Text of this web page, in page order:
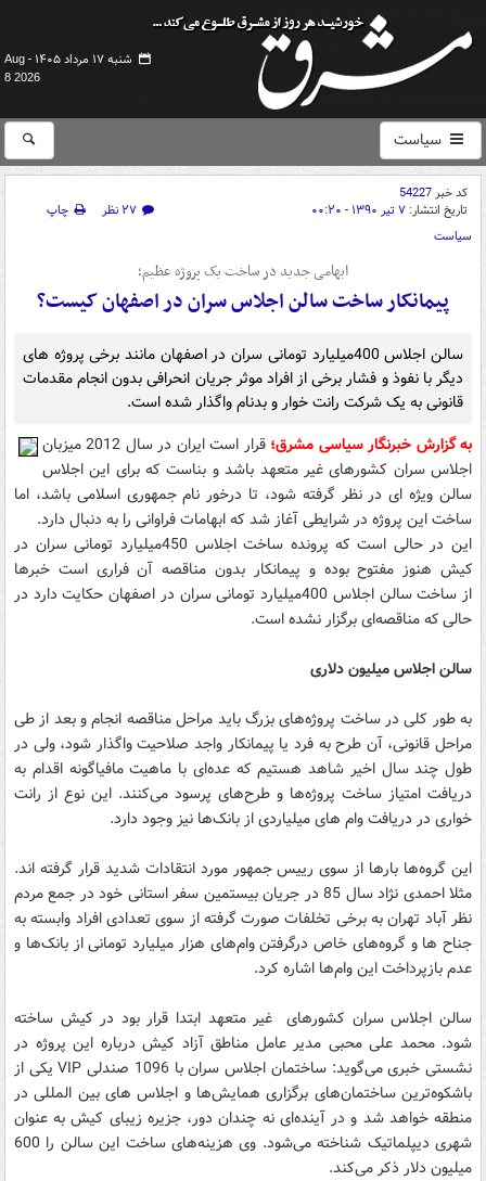
شنبه ۱۷ مرداد ۱۴۰۵ -
Aug
8 2026
سیاست
کد خبر54227
تاریخ انتشار: ۷ تیر ۱۳۹۰ - ۰۰:۲۰ ۲۷ نظر
چاپ
سیاست
ابهامی جدید در ساخت یک پروژه عظیم؛
پیمانکار ساخت سالن اجلاس سران در اصفهان کیست؟
سالن اجلاس 400میلیارد تومانی سران در اصفهان مانند برخی پروژه های
دیگر با نفوذ و فشار برخی از افراد موثر جریان انحرافی بدون انجام مقدمات
قانونی به یک شرکت رانت خوار و بدنام واگذار شده است.
به گزارش خبرنگار سیاسی مشرق؛
قرار است ایران در سال 2012 میزبان
اجلاس سران کشورهای غیر متعهد باشد و بناست که برای این اجلاس
سالن ویژه ای در نظر گرفته شود، تا درخور نام جمهوری اسلامی باشد، اما
ساخت این پروژه در شرایطی آغاز شد که ابهامات فراوانی را به دنبال دارد.
این در حالی است كه پرونده ساخت اجلاس 450میلیارد تومانی سران در
كیش هنوز مفتوح بوده و پیمانكار بدون مناقصه آن فراری است خبرها
از ساخت سالن اجلاس 400میلیارد تومانی سران در اصفهان حکایت دارد در
حالی كه مناقصه‌ای برگزار نشده است.
سالن اجلاس میلیون دلاری
به طور کلی در ساخت پروژه‌های بزرگ باید مراحل مناقصه انجام و بعد از طی
مراحل قانونی، آن طرح به فرد یا پیمانکار واجد صلاحیت واگذار شود، ولی در
طول چند سال اخیر شاهد هستیم که عده‌ای با ماهیت مافیاگونه اقدام به
دریافت امتیاز ساخت پروژه‌ها و طرح‌های پرسود می‌کنند. این نوع از رانت
خواری در دریافت وام های میلیاردی از بانک‌ها نیز وجود دارد.
این گروه‌ها بارها از سوی رییس جمهور مورد انتقادات شدید قرار گرفته اند.
مثلا احمدی نژاد سال 85 در جریان بیستمین سفر استانی خود در جمع مردم
نظر آباد تهران به برخی تخلفات صورت گرفته از سوی تعدادی افراد وابسته به
جناح ها و گروه‌های خاص درگرفتن وام‌های هزار میلیارد تومانی از بانک‌ها و
عدم بازپرداخت این وام‌ها اشاره کرد.
سالن اجلاس سران کشورهای غیر متعهد ابتدا قرار بود در کیش ساخته
شود. محمد علی محبی مدیر عامل مناطق آزاد کیش درباره این پروژه در
نشستی خبری می‌گوید: ساختمان اجلاس سران با 1096 صندلی VIP یكی از
باشكوه‌ترین ساختمان‌های برگزاری همایش‌ها و اجلاس های بین المللی در
منطقه خواهد شد و در آینده‌ای نه چندان دور، جزیره زیبای کیش به عنوان
شهری دیپلماتیک شناخته می‌شود. وی هزینه‌های ساخت این سالن را 600
میلیون دلار ذکر می‌کند.